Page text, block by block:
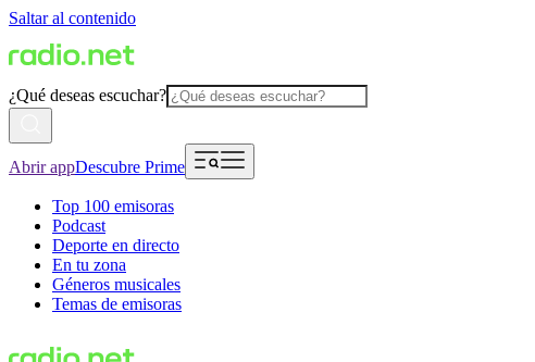
Saltar al contenido
¿Qué deseas escuchar?
Abrir appDescubre Prime
Top 100 emisoras
Podcast
Deporte en directo
En tu zona
Géneros musicales
Temas de emisoras